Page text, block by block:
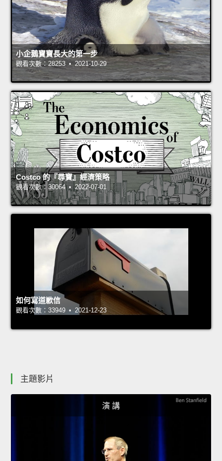
小企鵝寶寶長大的第一步
觀看次數：28253 • 2021-10-29
Costco 的『尋寶』經濟策略
觀看次數：30064 • 2022-07-01
如何寫道歉信
觀看次數：33949 • 2021-12-23
主題影片
演 講